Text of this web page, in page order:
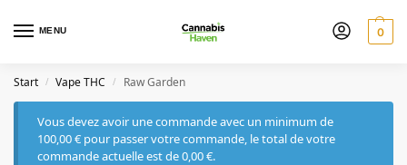
MENU 0
Start / Vape THC / Raw Garden
Vous devez avoir une commande avec un minimum de
100,00€ pour passer votre commande, le total de votre
commande actuelle est de0,00€.